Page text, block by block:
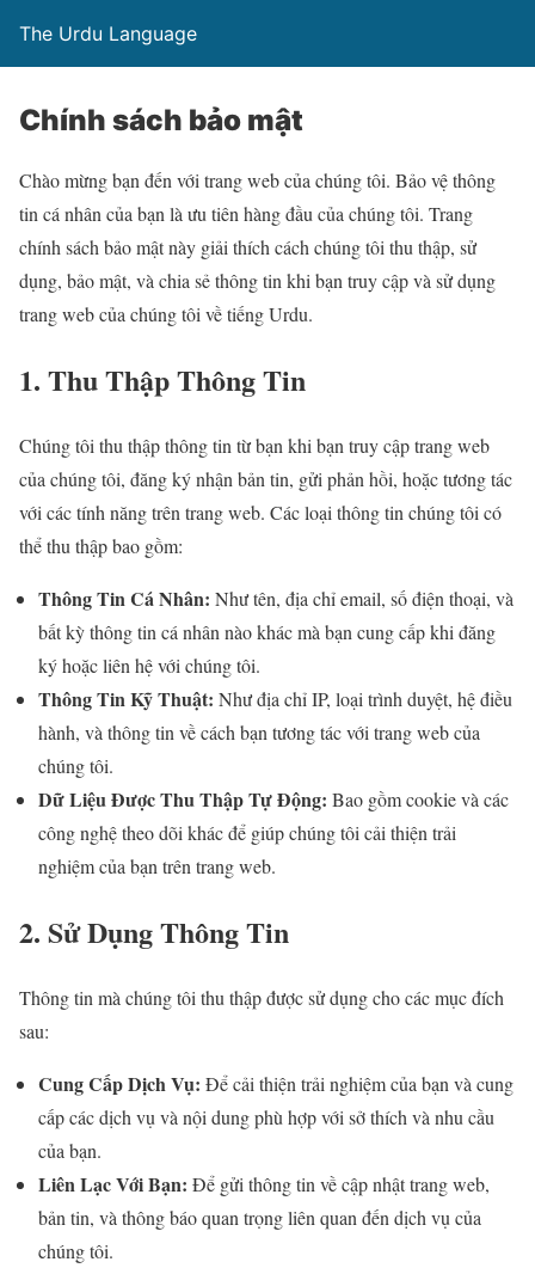
The Urdu Language
Chính sách bảo mật
Chào mừng bạn đến với trang web của chúng tôi. Bảo vệ thông
tin cá nhân của bạn là ưu tiên hàng đầu của chúng tôi. Trang
chính sách bảo mật này giải thích cách chúng tôi thu thập, sử
dụng, bảo mật, và chia sẻ thông tin khi bạn truy cập và sử dụng
trang web của chúng tôi về tiếng Urdu.
1. Thu Thập Thông Tin
Chúng tôi thu thập thông tin từ bạn khi bạn truy cập trang web
của chúng tôi, đăng ký nhận bản tin, gửi phản hồi, hoặc tương tác
với các tính năng trên trang web. Các loại thông tin chúng tôi có
thể thu thập bao gồm:
Thông Tin Cá Nhân: Như tên, địa chỉ email, số điện thoại, và
bất kỳ thông tin cá nhân nào khác mà bạn cung cấp khi đăng
ký hoặc liên hệ với chúng tôi.
Thông Tin Kỹ Thuật: Như địa chỉ IP, loại trình duyệt, hệ điều
hành, và thông tin về cách bạn tương tác với trang web của
chúng tôi.
Dữ Liệu Được Thu Thập Tự Động: Bao gồm cookie và các
công nghệ theo dõi khác để giúp chúng tôi cải thiện trải
nghiệm của bạn trên trang web.
2. Sử Dụng Thông Tin
Thông tin mà chúng tôi thu thập được sử dụng cho các mục đích
sau:
Cung Cấp Dịch Vụ: Để cải thiện trải nghiệm của bạn và cung
cấp các dịch vụ và nội dung phù hợp với sở thích và nhu cầu
của bạn.
Liên Lạc Với Bạn: Để gửi thông tin về cập nhật trang web,
bản tin, và thông báo quan trọng liên quan đến dịch vụ của
chúng tôi.